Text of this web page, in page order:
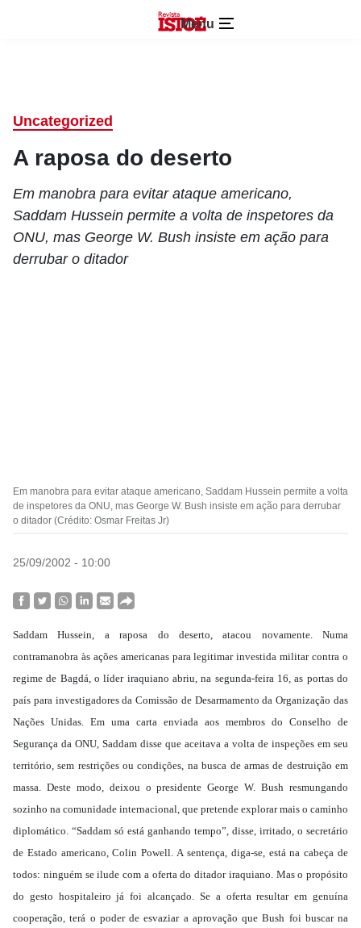
Menu
Uncategorized
A raposa do deserto
Em manobra para evitar ataque americano,
Saddam Hussein permite a volta de inspetores da
ONU, mas George W. Bush insiste em ação para
derrubar o ditador
Em manobra para evitar ataque americano, Saddam Hussein permite a volta
de inspetores da ONU, mas George W. Bush insiste em ação para derrubar
o ditador (Crédito: Osmar Freitas Jr)
25/09/2002 - 10:00
Saddam Hussein, a raposa do deserto, atacou novamente. Numa
contramanobra às ações americanas para legitimar investida militar contra o
regime de Bagdá, o líder iraquiano abriu, na segunda-feira 16, as portas do
país para investigadores da Comissão de Desarmamento da Organização das
Nações Unidas. Em uma carta enviada aos membros do Conselho de
Segurança da ONU, Saddam disse que aceitava a volta de inspeções em seu
território, sem restrições ou condições, na busca de armas de destruição em
massa. Deste modo, deixou o presidente George W. Bush resmungando
sozinho na comunidade internacional, que pretende explorar mais o caminho
diplomático. “Saddam só está ganhando tempo”, disse, irritado, o secretário
de Estado americano, Colin Powell. A sentença, diga-se, está na cabeça de
todos: ninguém se ilude com a oferta do ditador iraquiano. Mas o propósito
do gesto hospitaleiro já foi alcançado. Se a oferta resultar em genuína
cooperação, terá o poder de esvaziar a aprovação que Bush foi buscar na